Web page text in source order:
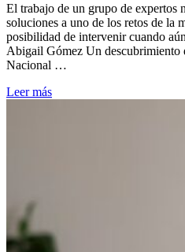
El trabajo de un grupo de expertos
soluciones a uno de los retos de la
posibilidad de intervenir cuando
Abigail Gómez Un descubrimiento
Nacional …
Leer más